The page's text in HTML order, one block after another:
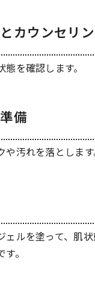
カウンセリ
を確認します。
備
汚れを落とします
ルを塗って、肌状
。